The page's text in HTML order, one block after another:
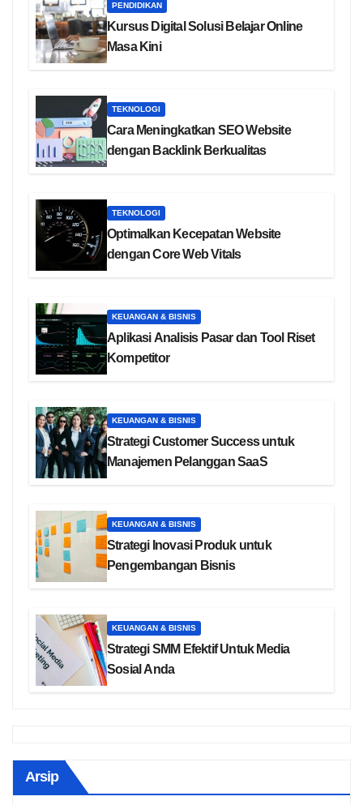
PENDIDIKAN
Kursus Digital Solusi Belajar Online
Masa Kini
TEKNOLOGI
Cara Meningkatkan SEO Website
dengan Backlink Berkualitas
TEKNOLOGI
Optimalkan Kecepatan Website
dengan Core Web Vitals
KEUANGAN & BISNIS
Aplikasi Analisis Pasar dan Tool Riset
Kompetitor
KEUANGAN & BISNIS
Strategi Customer Success untuk
Manajemen Pelanggan SaaS
KEUANGAN & BISNIS
Strategi Inovasi Produk untuk
Pengembangan Bisnis
KEUANGAN & BISNIS
Strategi SMM Efektif Untuk Media
Sosial Anda
Arsip